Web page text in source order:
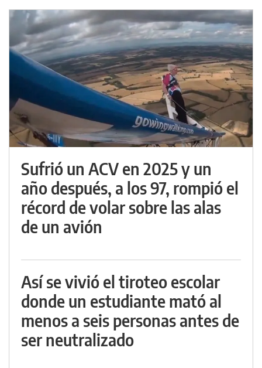
Sufrió un ACV en 2025 y un
año después, a los 97, rompió el
récord de volar sobre las alas
de un avión
Así se vivió el tiroteo escolar
donde un estudiante mató al
menos a seis personas antes de
ser neutralizado